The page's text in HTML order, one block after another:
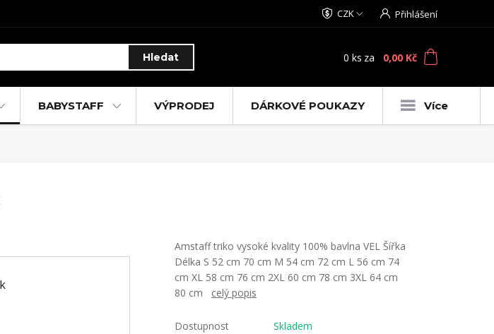
CZK Přihlášení
Hledat 0 ks za 0,00 Kč
BABYSTAFF VÝPRODEJ DÁRKOVÉ POUKAZY Více
Amstaff triko vysoké kvality 100% bavlna VEL Šířka
Délka S 52 cm 70 cm M 54 cm 72 cm L 56 cm 74
cm XL 58 cm 76 cm 2XL 60 cm 78 cm 3XL 64 cm
80 cm celý popis
Dostupnost Skladem